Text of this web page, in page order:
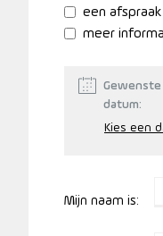
een
meer
Gewenste
datum:
Mijn naam is: